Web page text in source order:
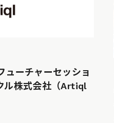
ューチャーセッショ
ル株式会社（Artiql